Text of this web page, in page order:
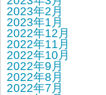
2023年2月
2023年1月
2022年12月
2022年11月
2022年10月
2022年9月
2022年8月
2022年7月